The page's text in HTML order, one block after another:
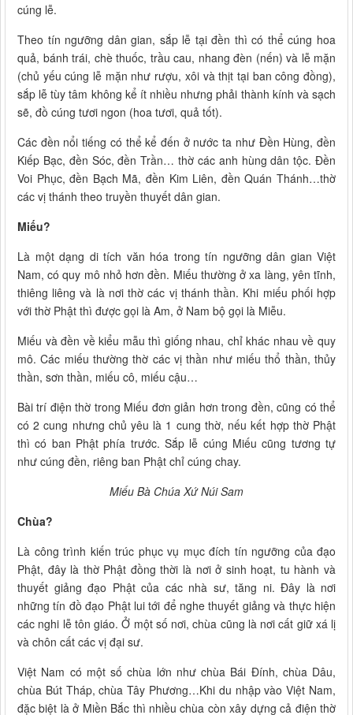
cúng lễ.
Theo tín ngưỡng dân gian, sắp lễ tại đền thì có thể cúng hoa
quả, bánh trái, chè thuốc, trầu cau, nhang đèn (nến) và lễ mặn
(chủ yếu cúng lễ mặn như rượu, xôi và thịt tại ban công đồng),
sắp lễ tùy tâm không kể ít nhiều nhưng phải thành kính và sạch
sẽ, đồ cúng tươi ngon (hoa tươi, quả tốt).
Các đền nổi tiếng có thể kể đến ở nước ta như Đền Hùng, đền
Kiếp Bạc, đền Sóc, đền Trần… thờ các anh hùng dân tộc. Đền
Voi Phục, đền Bạch Mã, đền Kim Liên, đền Quán Thánh…thờ
các vị thánh theo truyền thuyết dân gian.
Miếu?
Là một dạng di tích văn hóa trong tín ngưỡng dân gian Việt
Nam, có quy mô nhỏ hơn đền. Miếu thường ở xa làng, yên tĩnh,
thiêng liêng và là nơi thờ các vị thánh thần. Khi miếu phối hợp
với thờ Phật thì được gọi là Am, ở Nam bộ gọi là Miễu.
Miếu và đền về kiểu mẫu thì giống nhau, chỉ khác nhau về quy
mô. Các miếu thường thờ các vị thần như miếu thổ thần, thủy
thần, sơn thần, miếu cô, miếu cậu…
Bài trí điện thờ trong Miếu đơn giản hơn trong đền, cũng có thể
có 2 cung nhưng chủ yêu là 1 cung thờ, nếu kết hợp thờ Phật
thì có ban Phật phía trước. Sắp lễ cúng Miếu cũng tương tự
như cúng đền, riêng ban Phật chỉ cúng chay.
Miếu Bà Chúa Xứ Núi Sam
Chùa?
Là công trình kiến trúc phục vụ mục đích tín ngưỡng của đạo
Phật, đây là thờ Phật đồng thời là nơi ở sinh hoạt, tu hành và
thuyết giảng đạo Phật của các nhà sư, tăng ni. Đây là nơi
những tín đồ đạo Phật lui tới để nghe thuyết giảng và thực hiện
các nghi lễ tôn giáo. Ở một số nơi, chùa cũng là nơi cất giữ xá lị
và chôn cất các vị đại sư.
Việt Nam có một số chùa lớn như chùa Bái Đính, chùa Dâu,
chùa Bút Tháp, chùa Tây Phương…Khi du nhập vào Việt Nam,
đặc biệt là ở Miền Bắc thì nhiều chùa còn xây dựng cả điện thờ